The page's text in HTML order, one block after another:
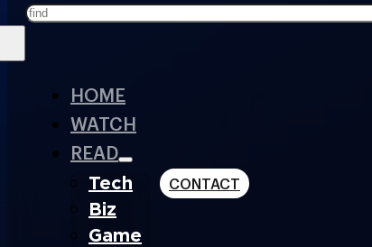
HOME
WATCH
READ
Tech
Biz
Game
CONTACT